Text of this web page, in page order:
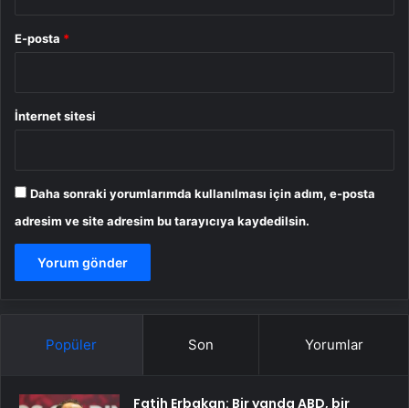
E-posta *
İnternet sitesi
Daha sonraki yorumlarımda kullanılması için adım, e-posta
adresim ve site adresim bu tarayıcıya kaydedilsin.
Popüler Son Yorumlar
Fatih Erbakan: Bir yanda ABD, bir